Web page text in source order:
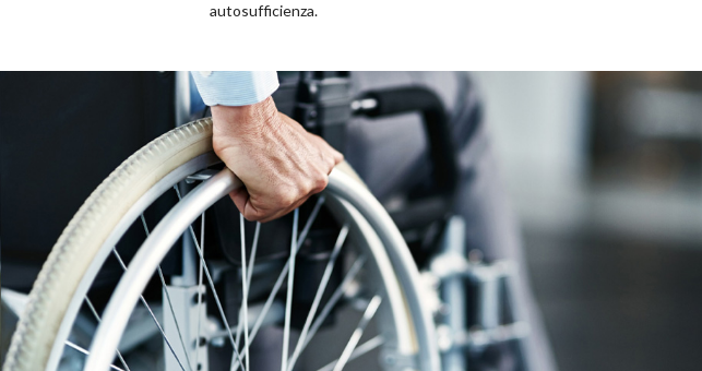
autosufficienza.